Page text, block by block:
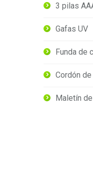
3 pilas
Gafas UV
Funda de
Cordón
Maletín